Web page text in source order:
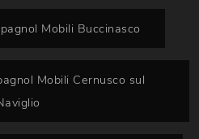
Mobili Buccinasco
Mobili Cernusco sul